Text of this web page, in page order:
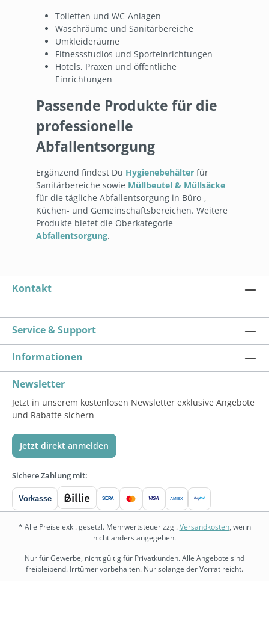
Toiletten und WC-Anlagen
Waschräume und Sanitärbereiche
Umkleideräume
Fitnessstudios und Sporteinrichtungen
Hotels, Praxen und öffentliche
Einrichtungen
Passende Produkte für die
professionelle
Abfallentsorgung
Ergänzend findest Du Hygienebehälter für
Sanitärbereiche sowie Müllbeutel & Müllsäcke
für die tägliche Abfallentsorgung in Büro-,
Küchen- und Gemeinschaftsbereichen. Weitere
Produkte bietet die Oberkategorie
Abfallentsorgung.
Kontakt
Service & Support
Informationen
Newsletter
Jetzt in unserem kostenlosen Newsletter exklusive Angebote
und Rabatte sichern
Jetzt direkt anmelden
Sichere Zahlung mit:
Vorkasse SEPA VISA AMEX PayPal
* Alle Preise exkl. gesetzl. Mehrwertsteuer zzgl.Versandkosten, wenn
nicht anders angegeben.
Nur für Gewerbe, nicht gültig für Privatkunden. Alle Angebote sind
freibleibend. Irrtümer vorbehalten. Nur solange der Vorrat reicht.